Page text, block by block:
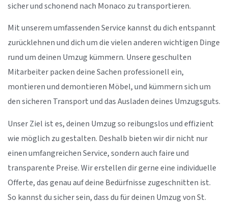
sicher und schonend nach Monaco zu transportieren.
Mit unserem umfassenden Service kannst du dich entspannt
zurücklehnen und dich um die vielen anderen wichtigen Dinge
rund um deinen Umzug kümmern. Unsere geschulten
Mitarbeiter packen deine Sachen professionell ein,
montieren und demontieren Möbel, und kümmern sich um
den sicheren Transport und das Ausladen deines Umzugsguts.
Unser Ziel ist es, deinen Umzug so reibungslos und effizient
wie möglich zu gestalten. Deshalb bieten wir dir nicht nur
einen umfangreichen Service, sondern auch faire und
transparente Preise. Wir erstellen dir gerne eine individuelle
Offerte, das genau auf deine Bedürfnisse zugeschnitten ist.
So kannst du sicher sein, dass du für deinen Umzug von St.